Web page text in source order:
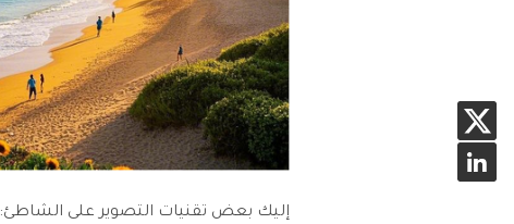
إليك بعض تقنيات التصوير على الشاطئ: